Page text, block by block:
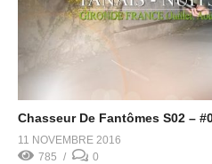
Chasseur De Fantômes S02 –
11 NOVEMBRE 2016
785
0